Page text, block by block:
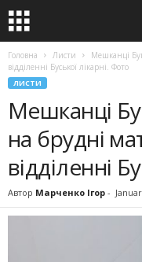
Головна Листи
Мешканці
відділенні Буської лікарні. Фото
ЛИСТИ
Мешканці
на брудні
відділенні
Автор Марченко Ігор -